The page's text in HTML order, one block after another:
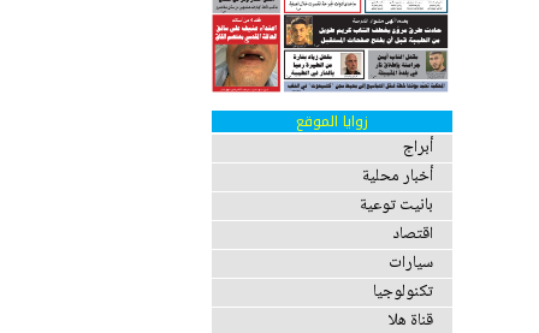
زوايا الموقع
أبراج
أخبار محلية
بانيت توعية
اقتصاد
سيارات
تكنولوجيا
قناة هلا